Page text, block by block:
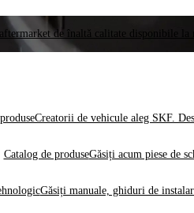
de înaltă calitate disponibile
Creatorii de vehicule aleg SKF.
Catalog de produseGăsiți acum piese de
Găsiți manuale, ghiduri de